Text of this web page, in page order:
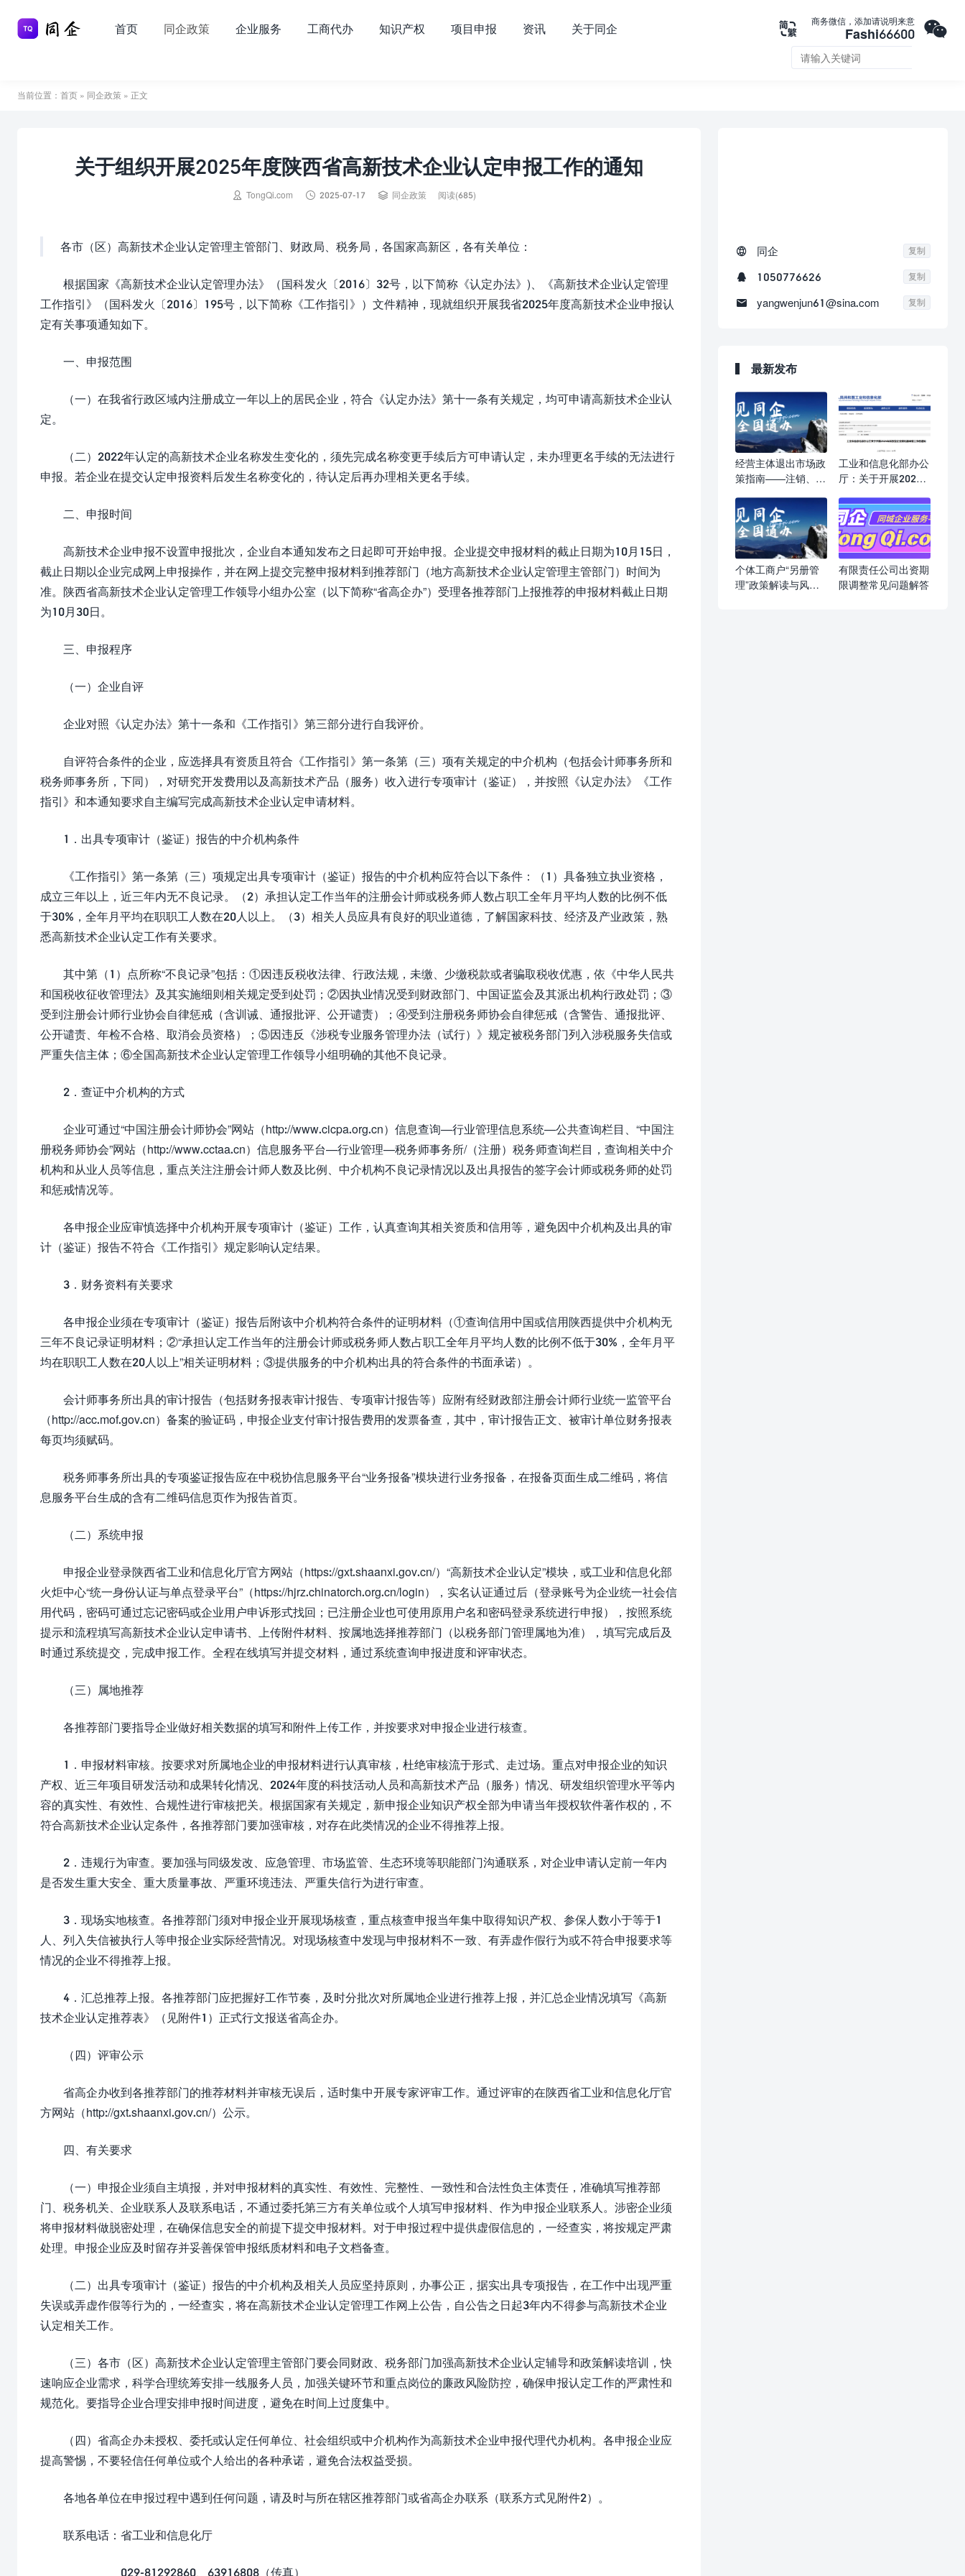
商务微信，添加请说明来意
Fashi66600 

首页 同企政策 企业服务 工商代办 知识产权 项目申报 资讯 关于同企
当前位置： 首页 » 同企政策 » 正文
关于组织开展2025年度陕西省高新技术企业认定申报工作的通知
 TongQi.com  2025-07-17  同企政策 阅读(685)
各市（区）高新技术企业认定管理主管部门、财政局、税务局，各国家高新区，各有关单位：
根据国家《高新技术企业认定管理办法》（国科发火〔2016〕32号，以下简称《认定办法》)、《高新技术企业认定管理
工作指引》（国科发火〔2016〕195号，以下简称《工作指引》）文件精神，现就组织开展我省2025年度高新技术企业申报认
定有关事项通知如下。
一、申报范围
（一）在我省行政区域内注册成立一年以上的居民企业，符合《认定办法》第十一条有关规定，均可申请高新技术企业认
定。
（二）2022年认定的高新技术企业名称发生变化的，须先完成名称变更手续后方可申请认定，未办理更名手续的无法进行
申报。若企业在提交认定申报资料后发生名称变化的，待认定后再办理相关更名手续。
二、申报时间
高新技术企业申报不设置申报批次，企业自本通知发布之日起即可开始申报。企业提交申报材料的截止日期为10月15日，
截止日期以企业完成网上申报操作，并在网上提交完整申报材料到推荐部门（地方高新技术企业认定管理主管部门）时间为
准。陕西省高新技术企业认定管理工作领导小组办公室（以下简称“省高企办”）受理各推荐部门上报推荐的申报材料截止日期
为10月30日。
三、申报程序
（一）企业自评
企业对照《认定办法》第十一条和《工作指引》第三部分进行自我评价。
自评符合条件的企业，应选择具有资质且符合《工作指引》第一条第（三）项有关规定的中介机构（包括会计师事务所和
税务师事务所，下同），对研究开发费用以及高新技术产品（服务）收入进行专项审计（鉴证），并按照《认定办法》《工作
指引》和本通知要求自主编写完成高新技术企业认定申请材料。
1．出具专项审计（鉴证）报告的中介机构条件
《工作指引》第一条第（三）项规定出具专项审计（鉴证）报告的中介机构应符合以下条件：（1）具备独立执业资格，
成立三年以上，近三年内无不良记录。（2）承担认定工作当年的注册会计师或税务师人数占职工全年月平均人数的比例不低
于30%，全年月平均在职职工人数在20人以上。（3）相关人员应具有良好的职业道德，了解国家科技、经济及产业政策，熟
悉高新技术企业认定工作有关要求。
其中第（1）点所称“不良记录”包括：①因违反税收法律、行政法规，未缴、少缴税款或者骗取税收优惠，依《中华人民共
和国税收征收管理法》及其实施细则相关规定受到处罚；②因执业情况受到财政部门、中国证监会及其派出机构行政处罚；③
受到注册会计师行业协会自律惩戒（含训诫、通报批评、公开谴责）；④受到注册税务师协会自律惩戒（含警告、通报批评、
公开谴责、年检不合格、取消会员资格）；⑤因违反《涉税专业服务管理办法（试行）》规定被税务部门列入涉税服务失信或
严重失信主体；⑥全国高新技术企业认定管理工作领导小组明确的其他不良记录。
2．查证中介机构的方式
企业可通过“中国注册会计师协会”网站（http://www.cicpa.org.cn）信息查询—行业管理信息系统—公共查询栏目、“中国注
册税务师协会”网站（http://www.cctaa.cn）信息服务平台—行业管理—税务师事务所/（注册）税务师查询栏目，查询相关中介
机构和从业人员等信息，重点关注注册会计师人数及比例、中介机构不良记录情况以及出具报告的签字会计师或税务师的处罚
和惩戒情况等。
各申报企业应审慎选择中介机构开展专项审计（鉴证）工作，认真查询其相关资质和信用等，避免因中介机构及出具的审
计（鉴证）报告不符合《工作指引》规定影响认定结果。
3．财务资料有关要求
各申报企业须在专项审计（鉴证）报告后附该中介机构符合条件的证明材料（①查询信用中国或信用陕西提供中介机构无
三年不良记录证明材料；②“承担认定工作当年的注册会计师或税务师人数占职工全年月平均人数的比例不低于30%，全年月平
均在职职工人数在20人以上”相关证明材料；③提供服务的中介机构出具的符合条件的书面承诺）。
会计师事务所出具的审计报告（包括财务报表审计报告、专项审计报告等）应附有经财政部注册会计师行业统一监管平台
（http://acc.mof.gov.cn）备案的验证码，申报企业支付审计报告费用的发票备查，其中，审计报告正文、被审计单位财务报表
每页均须赋码。
税务师事务所出具的专项鉴证报告应在中税协信息服务平台“业务报备”模块进行业务报备，在报备页面生成二维码，将信
息服务平台生成的含有二维码信息页作为报告首页。
（二）系统申报
申报企业登录陕西省工业和信息化厅官方网站（https://gxt.shaanxi.gov.cn/）“高新技术企业认定”模块，或工业和信息化部
火炬中心“统一身份认证与单点登录平台”（https://hjrz.chinatorch.org.cn/login），实名认证通过后（登录账号为企业统一社会信
用代码，密码可通过忘记密码或企业用户申诉形式找回；已注册企业也可使用原用户名和密码登录系统进行申报），按照系统
提示和流程填写高新技术企业认定申请书、上传附件材料、按属地选择推荐部门（以税务部门管理属地为准），填写完成后及
时通过系统提交，完成申报工作。全程在线填写并提交材料，通过系统查询申报进度和评审状态。
（三）属地推荐
各推荐部门要指导企业做好相关数据的填写和附件上传工作，并按要求对申报企业进行核查。
1．申报材料审核。按要求对所属地企业的申报材料进行认真审核，杜绝审核流于形式、走过场。重点对申报企业的知识
产权、近三年项目研发活动和成果转化情况、2024年度的科技活动人员和高新技术产品（服务）情况、研发组织管理水平等内
容的真实性、有效性、合规性进行审核把关。根据国家有关规定，新申报企业知识产权全部为申请当年授权软件著作权的，不
符合高新技术企业认定条件，各推荐部门要加强审核，对存在此类情况的企业不得推荐上报。
2．违规行为审查。要加强与同级发改、应急管理、市场监管、生态环境等职能部门沟通联系，对企业申请认定前一年内
是否发生重大安全、重大质量事故、严重环境违法、严重失信行为进行审查。
3．现场实地核查。各推荐部门须对申报企业开展现场核查，重点核查申报当年集中取得知识产权、参保人数小于等于1
人、列入失信被执行人等申报企业实际经营情况。对现场核查中发现与申报材料不一致、有弄虚作假行为或不符合申报要求等
情况的企业不得推荐上报。
4．汇总推荐上报。各推荐部门应把握好工作节奏，及时分批次对所属地企业进行推荐上报，并汇总企业情况填写《高新
技术企业认定推荐表》（见附件1）正式行文报送省高企办。
（四）评审公示
省高企办收到各推荐部门的推荐材料并审核无误后，适时集中开展专家评审工作。通过评审的在陕西省工业和信息化厅官
方网站（http://gxt.shaanxi.gov.cn/）公示。
四、有关要求
（一）申报企业须自主填报，并对申报材料的真实性、有效性、完整性、一致性和合法性负主体责任，准确填写推荐部
门、税务机关、企业联系人及联系电话，不通过委托第三方有关单位或个人填写申报材料、作为申报企业联系人。涉密企业须
将申报材料做脱密处理，在确保信息安全的前提下提交申报材料。对于申报过程中提供虚假信息的，一经查实，将按规定严肃
处理。申报企业应及时留存并妥善保管申报纸质材料和电子文档备查。
（二）出具专项审计（鉴证）报告的中介机构及相关人员应坚持原则，办事公正，据实出具专项报告，在工作中出现严重
失误或弄虚作假等行为的，一经查实，将在高新技术企业认定管理工作网上公告，自公告之日起3年内不得参与高新技术企业
认定相关工作。
（三）各市（区）高新技术企业认定管理主管部门要会同财政、税务部门加强高新技术企业认定辅导和政策解读培训，快
速响应企业需求，科学合理统筹安排一线服务人员，加强关键环节和重点岗位的廉政风险防控，确保申报认定工作的严肃性和
规范化。要指导企业合理安排申报时间进度，避免在时间上过度集中。
（四）省高企办未授权、委托或认定任何单位、社会组织或中介机构作为高新技术企业申报代理代办机构。各申报企业应
提高警惕，不要轻信任何单位或个人给出的各种承诺，避免合法权益受损。
各地各单位在申报过程中遇到任何问题，请及时与所在辖区推荐部门或省高企办联系（联系方式见附件2）。
联系电话：省工业和信息化厅
029-81292860、63916808（传真）
 同企 复制
 1050776626 复制
 yangwenjun61@sina.com 复制
最新发布
经营主体退出市场政
策指南——注销、吊
读懂
工业和信息化部办公
厅：关于开展2026
申报工作的通知
个体工商户“另册管
理”政策解读与风险
有限责任公司出资期
限调整常见问题解答